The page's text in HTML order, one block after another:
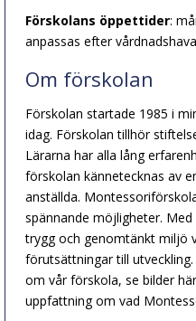
Förskolans öppettider:
anpassas efter
Om förskolan
Förskolan startade 1985 i
idag. Förskolan tillhör
Lärarna har alla lång
förskolan kännetecknas av
anställda.
spännande möjligheter.
trygg och genomtänkt miljö
förutsättningar till
om vår förskola, se bilder
uppfattning om vad